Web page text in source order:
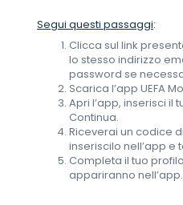
Segui questi passaggi:
Clicca sul link
lo stesso indirizzo
password se
Scarica l’app UEFA
Apri l’app, inserisci il
Continua.
Riceverai un codice
inseriscilo nell’app e
Completa il tuo
appariranno nell’app.